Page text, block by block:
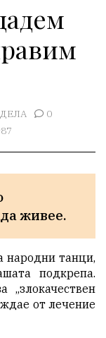
0
живее.
народни танци,
подкрепа.
„злокачествен
от лечение